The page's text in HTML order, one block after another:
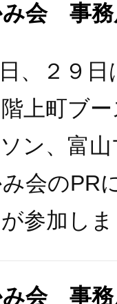
み会 事務
、２９
上町ブ
ン、富
会のPR
参加し
み会 事務